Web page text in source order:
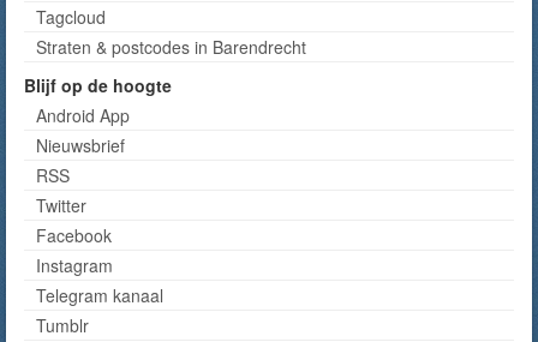
Tagcloud
Straten & postcodes in Barendrecht
Blijf op de hoogte
Android App
Nieuwsbrief
RSS
Twitter
Facebook
Instagram
Telegram kanaal
Tumblr